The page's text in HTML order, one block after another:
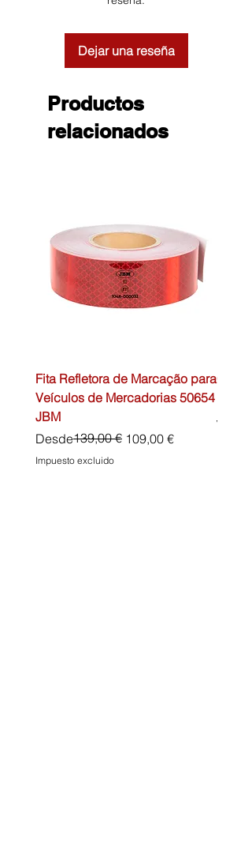
Dejar una reseña
Productos
relacionados
Fita Refletora de Marcação para
Veículos de Mercadorias 50654
JBM
Desde
Precio139,00 € 109,00 €
Precio de oferta
Impuesto excluido
Precio
45,00 €